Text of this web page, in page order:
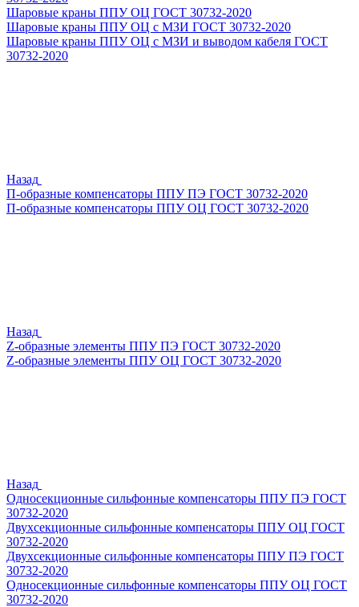
Шаровые краны ППУ ОЦ ГОСТ 30732-2020
Шаровые краны ППУ ОЦ с МЗИ ГОСТ 30732-2020
Шаровые краны ППУ ОЦ с МЗИ и выводом кабеля ГОСТ
30732-2020
Назад
П-образные компенсаторы ППУ ПЭ ГОСТ 30732-2020
П-образные компенсаторы ППУ ОЦ ГОСТ 30732-2020
Назад
Z-образные элементы ППУ ПЭ ГОСТ 30732-2020
Z-образные элементы ППУ ОЦ ГОСТ 30732-2020
Назад
Односекционные сильфонные компенсаторы ППУ ПЭ ГОСТ
30732-2020
Двухсекционные сильфонные компенсаторы ППУ ОЦ ГОСТ
30732-2020
Двухсекционные сильфонные компенсаторы ППУ ПЭ ГОСТ
30732-2020
Односекционные сильфонные компенсаторы ППУ ОЦ ГОСТ
30732-2020